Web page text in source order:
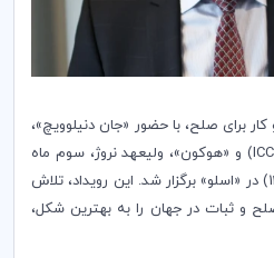
جایزه 2016 کسب و کار برای صلح، با حضور «جان دنیلوویچ»،
ICC) و «هوکون»، ولیعهد نروژ، سوم ماه
می 2016 (14 اردیبهشت ماه 1395) در «اسلو» برگزار شد. این رویداد، تلاش‌
و ثبات در جهان را به بهترین شکل،